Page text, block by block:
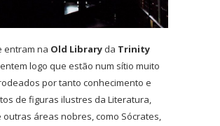
entram na Old Library da Trinity
logo que estão num sítio muito
por tanto conhecimento e
de figuras ilustres da Literatura,
outras áreas nobres, como Sócrates,